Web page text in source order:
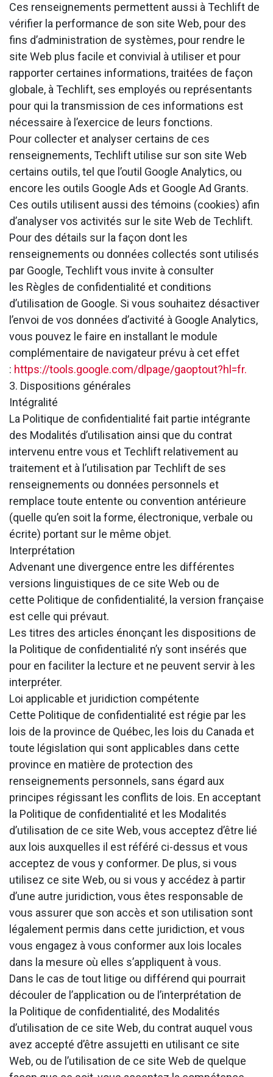
Ces renseignements permettent aussi à Techlift de
vérifier la performance de son site Web, pour des
fins d’administration de systèmes, pour rendre le
site Web plus facile et convivial à utiliser et pour
rapporter certaines informations, traitées de façon
globale, à Techlift, ses employés ou représentants
pour qui la transmission de ces informations est
nécessaire à l’exercice de leurs fonctions.
Pour collecter et analyser certains de ces
renseignements, Techlift utilise sur son site Web
certains outils, tel que l’outil Google Analytics, ou
encore les outils Google Ads et Google Ad Grants.
Ces outils utilisent aussi des témoins (cookies) afin
d’analyser vos activités sur le site Web de Techlift.
Pour des détails sur la façon dont les
renseignements ou données collectés sont utilisés
par Google, Techlift vous invite à consulter
les Règles de confidentialité et conditions
d’utilisation de Google. Si vous souhaitez désactiver
l’envoi de vos données d’activité à Google Analytics,
vous pouvez le faire en installant le module
complémentaire de navigateur prévu à cet effet
: https://tools.google.com/dlpage/gaoptout?hl=fr.
3. Dispositions générales
Intégralité
La Politique de confidentialité fait partie intégrante
des Modalités d’utilisation ainsi que du contrat
intervenu entre vous et Techlift relativement au
traitement et à l’utilisation par Techlift de ses
renseignements ou données personnels et
remplace toute entente ou convention antérieure
(quelle qu’en soit la forme, électronique, verbale ou
écrite) portant sur le même objet.
Interprétation
Advenant une divergence entre les différentes
versions linguistiques de ce site Web ou de
cette Politique de confidentialité, la version française
est celle qui prévaut.
Les titres des articles énonçant les dispositions de
la Politique de confidentialité n’y sont insérés que
pour en faciliter la lecture et ne peuvent servir à les
interpréter.
Loi applicable et juridiction compétente
Cette Politique de confidentialité est régie par les
lois de la province de Québec, les lois du Canada et
toute législation qui sont applicables dans cette
province en matière de protection des
renseignements personnels, sans égard aux
principes régissant les conflits de lois. En acceptant
la Politique de confidentialité et les Modalités
d’utilisation de ce site Web, vous acceptez d’être lié
aux lois auxquelles il est référé ci-dessus et vous
acceptez de vous y conformer. De plus, si vous
utilisez ce site Web, ou si vous y accédez à partir
d’une autre juridiction, vous êtes responsable de
vous assurer que son accès et son utilisation sont
légalement permis dans cette juridiction, et vous
vous engagez à vous conformer aux lois locales
dans la mesure où elles s’appliquent à vous.
Dans le cas de tout litige ou différend qui pourrait
découler de l’application ou de l’interprétation de
la Politique de confidentialité, des Modalités
d’utilisation de ce site Web, du contrat auquel vous
avez accepté d’être assujetti en utilisant ce site
Web, ou de l’utilisation de ce site Web de quelque